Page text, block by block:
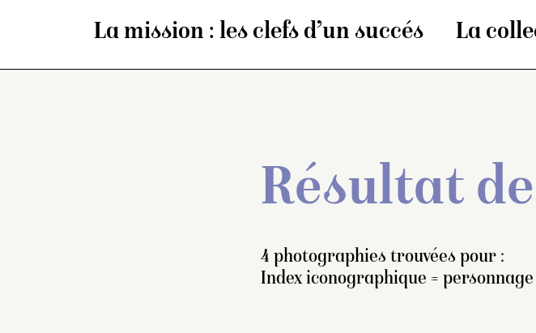
La mission : les clefs d’un succés La
Résultat
4 photographies trouvées pour :
Index iconographique =